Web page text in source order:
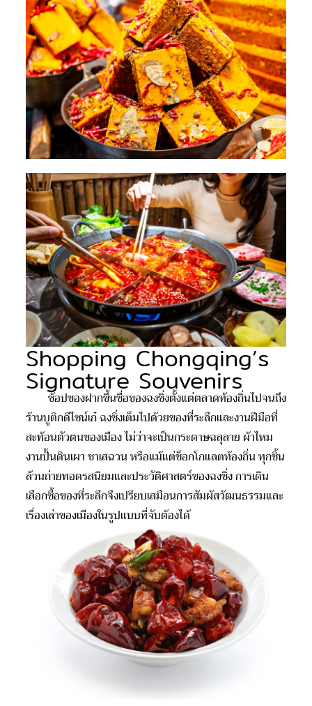
Shopping Chongqing’s
Signature Souvenirs
ช้อปของฝากขึ้นชื่อของฉงชิ่งตั้งแต่ตลาดท้องถิ่นไปจนถึง
ร้านบูติกดีไซน์เก๋ ฉงชิ่งเต็มไปด้วยของที่ระลึกและงานฝีมือที่
สะท้อนตัวตนของเมือง ไม่ว่าจะเป็นกระดาษฉลุลาย ผ้าไหม
งานปั้นดินเผา ชาเสฉวน หรือแม้แต่ช็อกโกแลตท้องถิ่น ทุกชิ้น
ล้วนถ่ายทอดรสนิยมและประวัติศาสตร์ของฉงชิ่ง การเดิน
เลือกซื้อของที่ระลึกจึงเปรียบเสมือนการสัมผัสวัฒนธรรมและ
เรื่องเล่าของเมืองในรูปแบบที่จับต้องได้